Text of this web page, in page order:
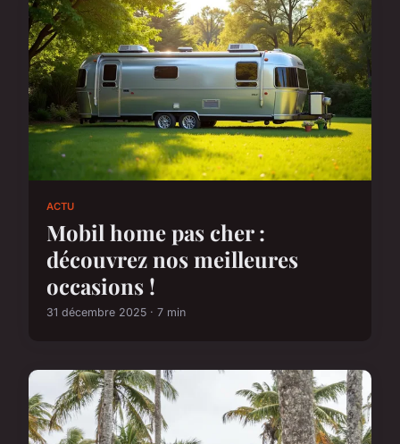
ACTU
Mobil home pas cher :
découvrez nos meilleures
occasions !
31 décembre 2025 · 7 min